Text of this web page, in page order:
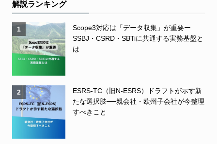
解説ランキング
1
Scope3対応は「データ収集」が重要ー
SSBJ・CSRD・SBTiに共通する実務基盤と
は
2
ESRS-TC（旧N-ESRS）ドラフトが示す新
たな選択肢──親会社・欧州子会社が今整理
すべきこと